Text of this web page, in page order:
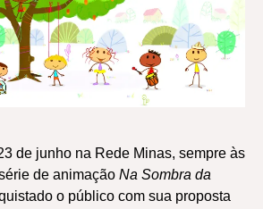
de junho na Rede Minas, sempre às
de animação Na Sombra da
o público com sua proposta